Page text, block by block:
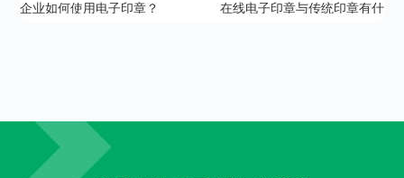
企业如何使用电子印章？
在线电子印章与传统印章有什